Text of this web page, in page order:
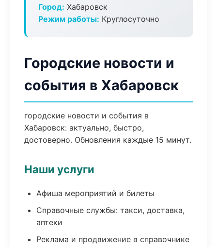
Город: Хабаровск
Режим работы: Круглосуточно
Городские новости и
события в Хабаровск
городские новости и события в
Хабаровск: актуально, быстро,
достоверно. Обновления каждые 15 минут.
Наши услуги
Афиша мероприятий и билеты
Справочные службы: такси, доставка,
аптеки
Реклама и продвижение в справочнике